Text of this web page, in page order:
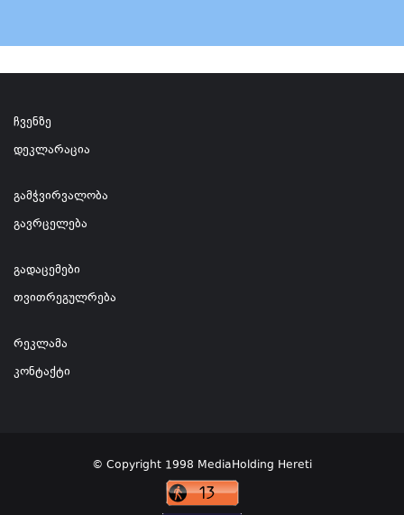
ჩვენზე
დეკლარაცია
გამჭვირვალობა
გავრცელება
გადაცემები
თვითრეგულრება
რეკლამა
კონტაქტი
© Copyright 1998 MediaHolding Hereti